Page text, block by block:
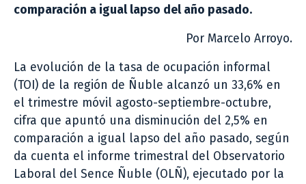
comparación a igual lapso del año pasado.
Por Marcelo Arroyo.
La evolución de la tasa de ocupación informal
(TOI) de la región de Ñuble alcanzó un 33,6% en
el trimestre móvil agosto-septiembre-octubre,
cifra que apuntó una disminución del 2,5% en
comparación a igual lapso del año pasado, según
da cuenta el informe trimestral del Observatorio
Laboral del Sence Ñuble (OLÑ), ejecutado por la